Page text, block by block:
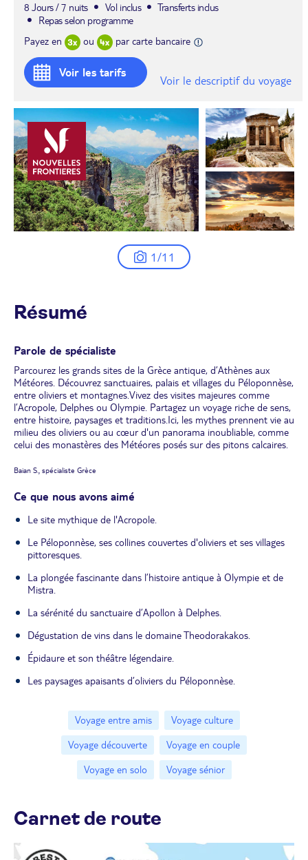
8 Jours / 7 nuits
Vol inclus
Transferts inclus
Repas selon programme
Payez en
ou par carte bancaire
Voir les tarifs
Voir le descriptif du voyage
1/11
Résumé
Parole de spécialiste
Parcourez les grands sites de la Grèce antique, d’Athènes aux
Météores. Découvrez sanctuaires, palais et villages du Péloponnèse,
entre oliviers et montagnes.Vivez des visites majeures comme
l’Acropole, Delphes ou Olympie. Partagez un voyage riche de sens,
entre histoire, paysages et traditions.Ici, les mythes prennent vie au
milieu des oliviers ou au cœur d'un panorama inoubliable, comme
celui des monastères des Météores posés sur des pitons calcaires.
Baian S., spécialiste Grèce
Ce que nous avons aimé
Le site mythique de l'Acropole.
Le Péloponnèse, ses collines couvertes d'oliviers et ses villages
pittoresques.
La plongée fascinante dans l’histoire antique à Olympie et de
Mistra.
La sérénité du sanctuaire d’Apollon à Delphes.
Dégustation de vins dans le domaine Theodorakakos.
Épidaure et son théâtre légendaire.
Les paysages apaisants d’oliviers du Péloponnèse.
Voyage entre amis
Voyage culture
Voyage découverte
Voyage en couple
Voyage en solo
Voyage sénior
Carnet de route